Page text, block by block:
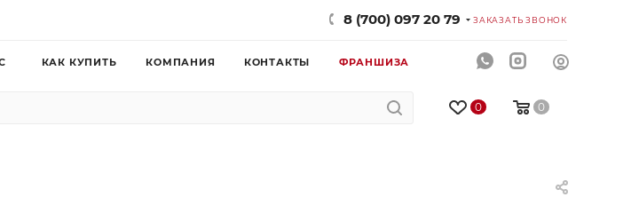
8 (700) 097 20 79 ЗАКАЗАТЬ ЗВОНОК
КАК КУПИТЬ КОМПАНИЯ КОНТАКТЫ ФРАНШИЗА
0 0